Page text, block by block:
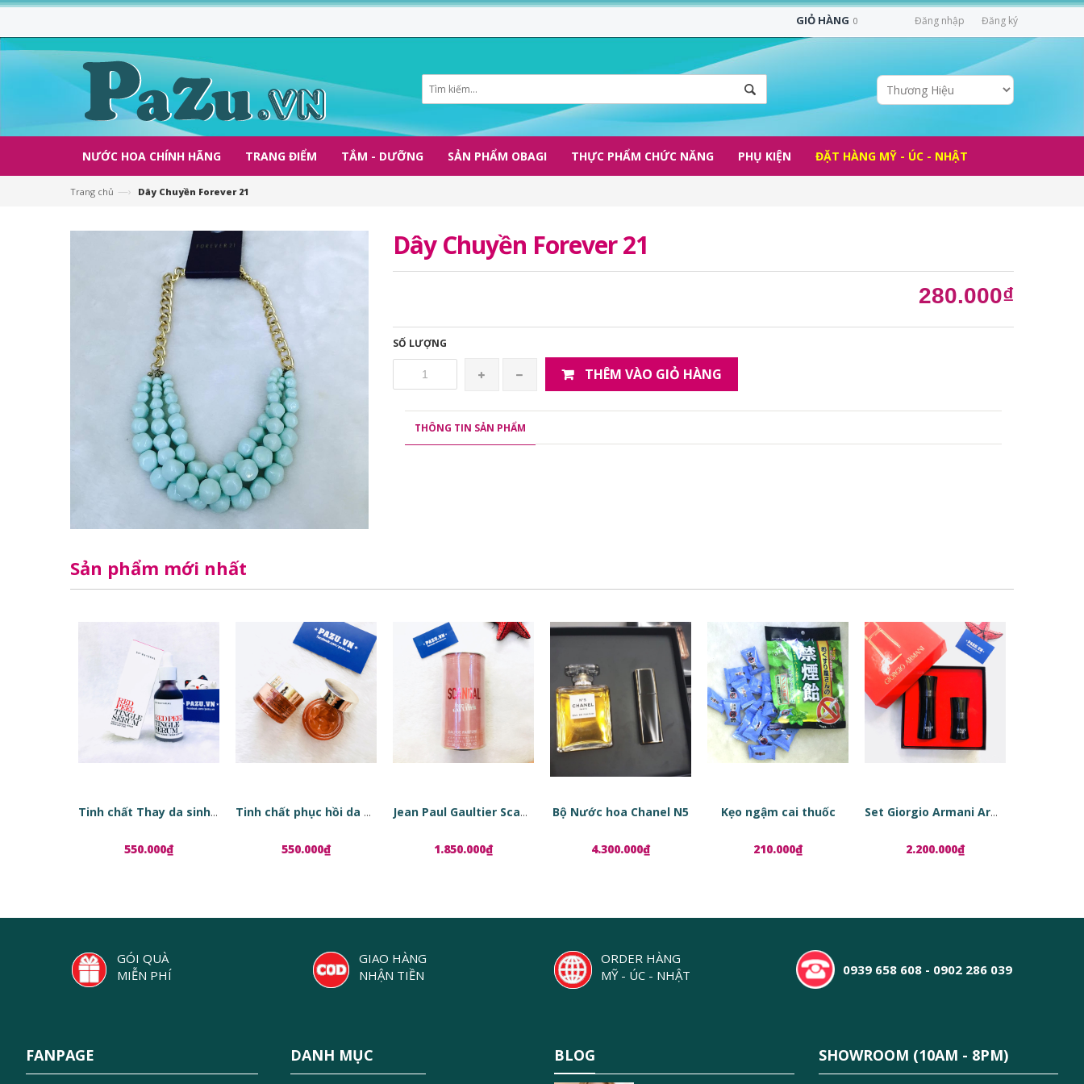
Đăng nhập Đăng ký
GIỎ HÀNG 0
NƯỚC HOA CHÍNH HÃNG TRANG ĐIỂM TẮM - DƯỠNG SẢN PHẨM OBAGI THỰC PHẨM CHỨC NĂNG PHỤ KIỆN ĐẶT HÀNG MỸ - ÚC - NHẬT
Trang chủ —› Dây Chuyền Forever 21
Dây Chuyền Forever 21
280.000₫
SỐ LƯỢNG
THÊM VÀO GIỎ HÀNG
THÔNG TIN SẢN PHẨM
Sản phẩm mới nhất
Tinh chất Thay da sinh học Red Peel Tingle Serum
550.000₫
Tinh chất phục hồi da dạng viên nang Estée Lauder Advanced Night Repair Ampoules
550.000₫
Jean Paul Gaultier Scandal EDP
1.850.000₫
Bộ Nước hoa Chanel N5
4.300.000₫
Kẹo ngậm cai thuốc
210.000₫
Set Giorgio Armani Armani Code
2.200.000₫
GÓI QUÀ
MIỄN PHÍ
GIAO HÀNG
NHẬN TIỀN
ORDER HÀNG
MỸ - ÚC - NHẬT
0939 658 608 - 0902 286 039
FANPAGE DANH MỤC BLOG SHOWROOM (10AM - 8PM)